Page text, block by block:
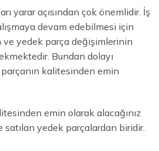
yarar açısından çok önemlidir. İş
devam edebilmesi için
ve yedek parça değişimlerinin
Bundan dolayı
kalitesinden emin
emin olarak alacağınız
satılan yedek parçalardan biridir.